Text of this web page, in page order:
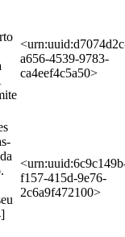
a656-4539-9783-
ca4eef4c5a50>
f157-415d-9e76-
2c6a9f472100>